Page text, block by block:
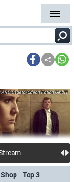
ARD Degeto/Odeon Fiction GmbH
Shop Top 3